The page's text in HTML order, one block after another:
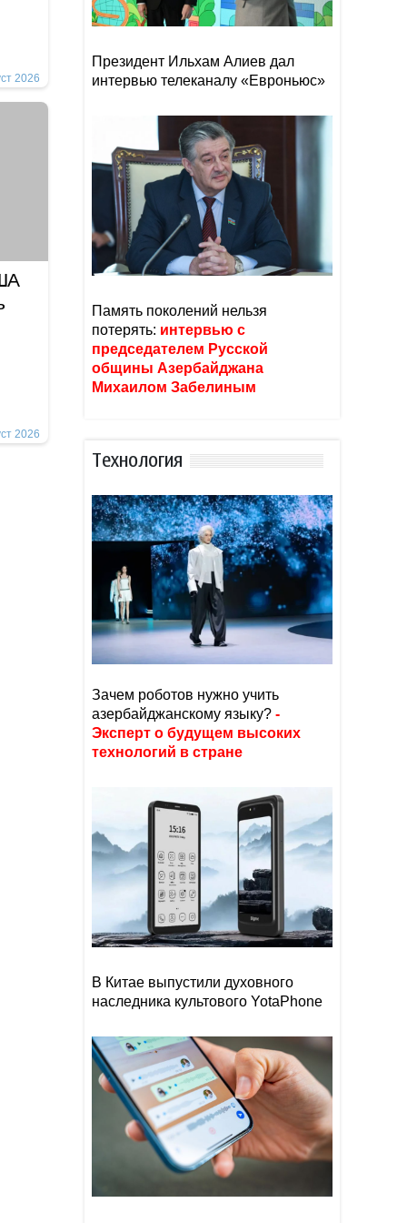
2026
2026
Президент Ильхам Алиев дал
интервью телеканалу «Евроньюс»
Память поколений нельзя
потерять: интервью с
председателем Русской
общины Азербайджана
Михаилом Забелиным
Тexнoлoгия
Зачем роботов нужно учить
азербайджанскому языку? -
Эксперт о будущем высоких
технологий в стране
В Китае выпустили духовного
наследника культового YotaPhone